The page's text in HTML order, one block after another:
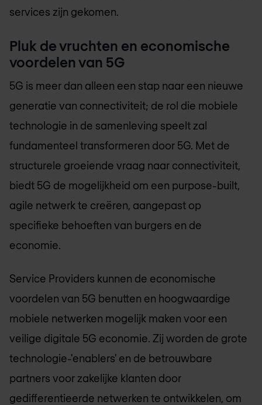
services zijn gekomen.
Pluk de vruchten en economische
voordelen van 5G
5G is meer dan alleen een stap naar een nieuwe
generatie van connectiviteit; de rol die mobiele
technologie in de samenleving speelt zal
fundamenteel transformeren door 5G. Met de
structurele groeiende vraag naar connectiviteit,
biedt 5G de mogelijkheid om een purpose-built,
agile netwerk te creëren, aangepast op
specifieke behoeften van burgers en de
economie.
Service Providers kunnen de economische
voordelen van 5G benutten en hoogwaardige
mobiele netwerken mogelijk maken voor een
veilige digitale 5G economie. Zij worden de grote
technologie-'enablers' en de betrouwbare
partners voor zakelijke klanten door
gedifferentieerde netwerken te ontwikkelen, om